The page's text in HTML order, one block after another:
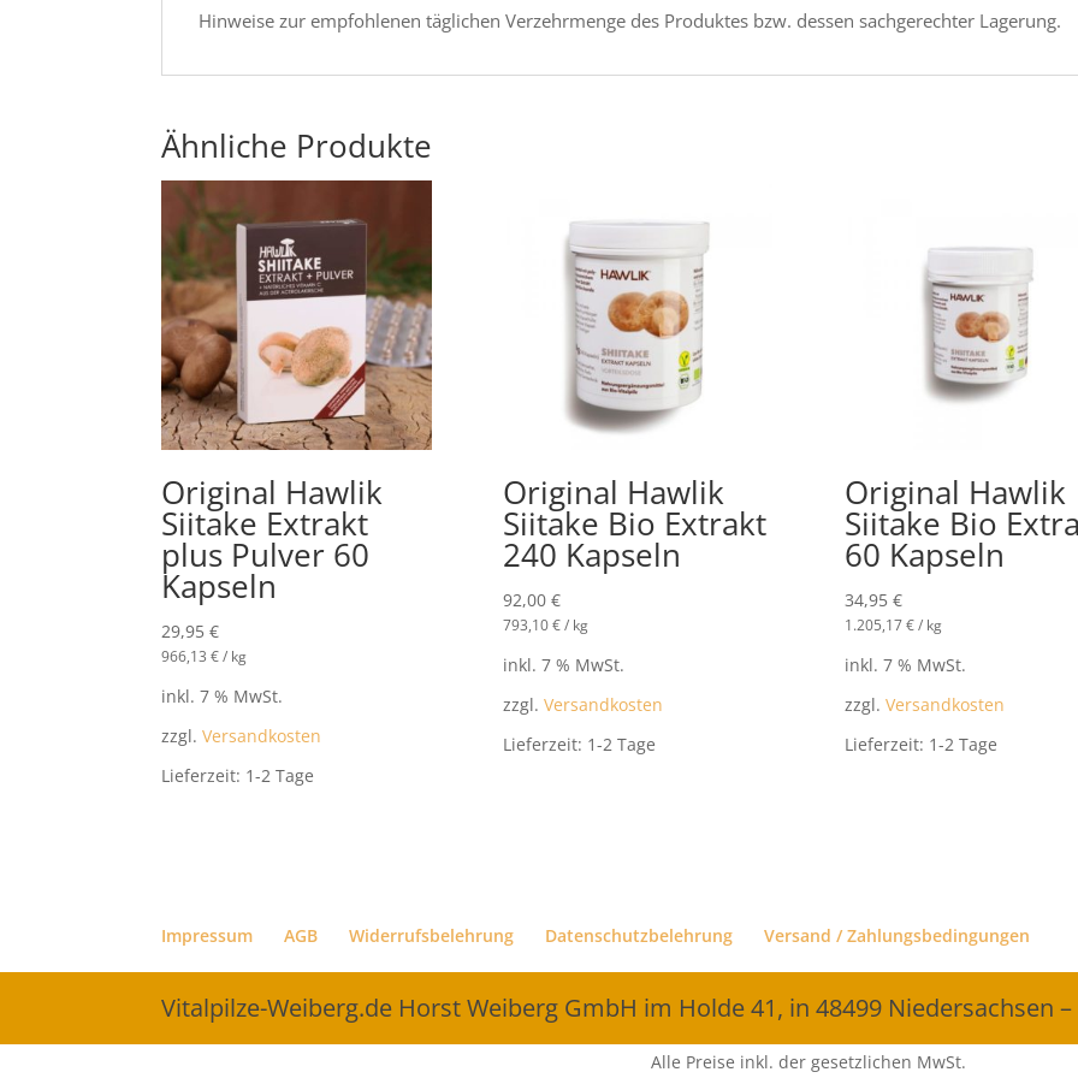
Hinweise zur empfohlenen täglichen Verzehrmenge des Produktes bzw. dessen sachgerechter Lagerung.
Ähnliche Produkte
Original Hawlik
Siitake Extrakt
plus Pulver 60
Kapseln
29,95€
966,13€/ kg
inkl. 7 % MwSt.
zzgl.Versandkosten
Lieferzeit: 1-2 Tage
Original Hawlik
Siitake Bio Extrakt
240 Kapseln
92,00 €
793,10€/ kg
inkl. 7 % MwSt.
zzgl. Versandkosten
Lieferzeit: 1-2 Tage
Original Hawlik
Siitake Bio
60 Kapseln
34,95 €
1.205,17€/ kg
inkl. 7 % MwSt.
zzgl. Versandkosten
Lieferzeit: 1-2 Tage
Impressum AGB Widerrufsbelehrung Datenschutzbelehrung Versand / Zahlungsbedingungen
Vitalpilze-Weiberg.de Horst Weiberg GmbH im Holde 41, in 48499 Niedersachsen
Alle Preise inkl. der gesetzlichen MwSt.